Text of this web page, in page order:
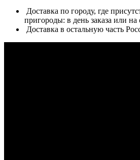
Доставка по городу, где
пригороды: в день заказа или
Доставка в остальную часть